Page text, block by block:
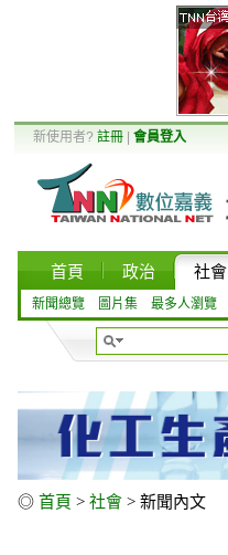
新使用者? 註冊 會員登入
首頁 政治 社會
新聞總覽 圖片集 最多人瀏覽
◎ 首頁 > 社會 > 新聞內文